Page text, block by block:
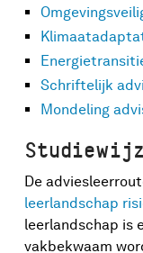
Schriftelijk
Mondeling
De
leerlandschap
leerlandschap is
vakbekwaam